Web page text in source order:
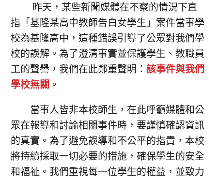
昨天，某些新聞媒體在不察的情況下直
指「基隆某高中教師告白女學生」案件當事學
校為基隆高中，這種錯誤引導了公眾對我們學
校的誤解。為了澄清事實並保護學生、教職員
工的聲譽，我們在此鄭重聲明：該事件與我們
學校無關 。
當事人皆非本校師生，在此呼籲媒體和公
眾在報導和討論相關事件時，要謹慎確認資訊
的真實。為了避免誤導和不公平的指責，本校
將持續採取一切必要的措施，確保學生的安全
和福祉。我們重視每一位學生的權益，並致力